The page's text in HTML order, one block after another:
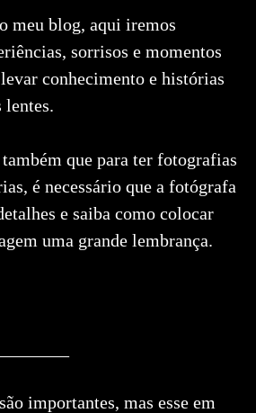
meu blog, aqui iremos
sorrisos e momentos
conhecimento e histórias
lentes.
que para ter fotografias
é necessário que a fotógrafa
e saiba como colocar
uma grande lembrança.
importantes, mas esse em